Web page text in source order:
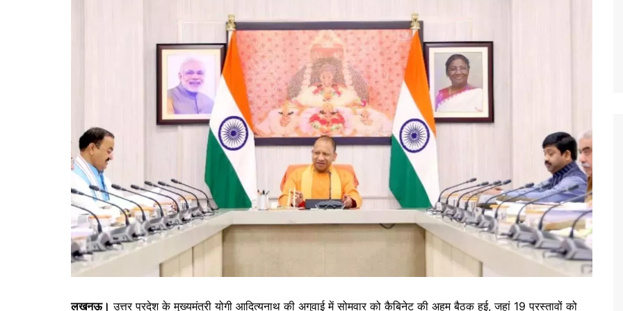
लखनऊ। उत्तर प्रदेश के मुख्यमंत्री योगी आदित्यनाथ की अगुवाई में सोमवार को कैबिनेट की अहम बैठक हुई, जहां 19 प्रस्तावों को